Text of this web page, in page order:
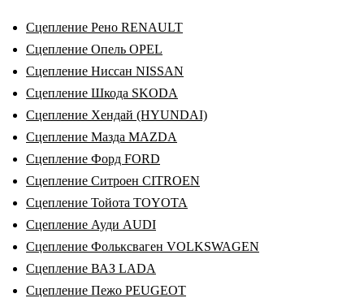
Сцепление Рено RENAULT
Сцепление Опель OPEL
Сцепление Ниссан NISSAN
Сцепление Шкода SKODA
Сцепление Хендай (HYUNDAI)
Сцепление Мазда MAZDA
Сцепление Форд FORD
Сцепление Ситроен CITROEN
Сцепление Тойота TOYOTA
Сцепление Ауди AUDI
Сцепление Фольксваген VOLKSWAGEN
Сцепление ВАЗ LADA
Сцепление Пежо PEUGEOT